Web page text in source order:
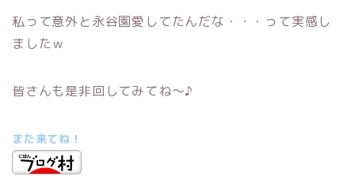
私って意外と永谷園愛してたんだな・・・って実感し
ましたｗ
皆さんも是非回してみてね～♪
また来てね！